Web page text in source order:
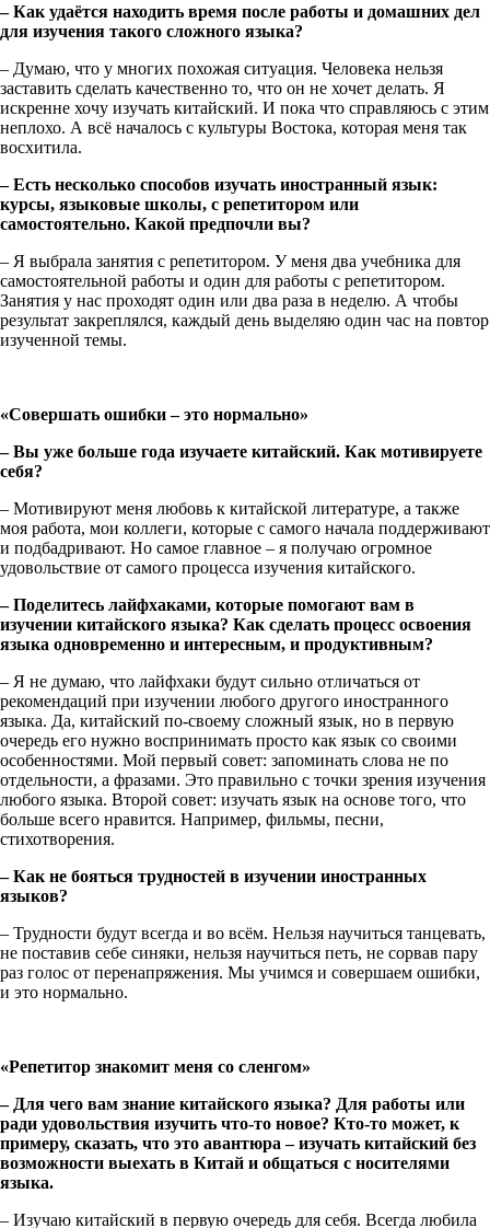
– Как удаётся находить время после работы и домашних дел
для изучения такого сложного языка?
– Думаю, что у многих похожая ситуация. Человека нельзя
заставить сделать качественно то, что он не хочет делать. Я
искренне хочу изучать китайский. И пока что справляюсь с этим
неплохо. А всё началось с культуры Востока, которая меня так
восхитила.
– Есть несколько способов изучать иностранный язык:
курсы, языковые школы, с репетитором или
самостоятельно. Какой предпочли вы?
– Я выбрала занятия с репетитором. У меня два учебника для
самостоятельной работы и один для работы с репетитором.
Занятия у нас проходят один или два раза в неделю. А чтобы
результат закреплялся, каждый день выделяю один час на повтор
изученной темы.
«Совершать ошибки – это нормально»
– Вы уже больше года изучаете китайский. Как мотивируете
себя?
– Мотивируют меня любовь к китайской литературе, а также
моя работа, мои коллеги, которые с самого начала поддерживают
и подбадривают. Но самое главное – я получаю огромное
удовольствие от самого процесса изучения китайского.
– Поделитесь лайфхаками, которые помогают вам в
изучении китайского языка? Как сделать процесс освоения
языка одновременно и интересным, и продуктивным?
– Я не думаю, что лайфхаки будут сильно отличаться от
рекомендаций при изучении любого другого иностранного
языка. Да, китайский по-своему сложный язык, но в первую
очередь его нужно воспринимать просто как язык со своими
особенностями. Мой первый совет: запоминать слова не по
отдельности, а фразами. Это правильно с точки зрения изучения
любого языка. Второй совет: изучать язык на основе того, что
больше всего нравится. Например, фильмы, песни,
стихотворения.
– Как не бояться трудностей в изучении иностранных
языков?
– Трудности будут всегда и во всём. Нельзя научиться танцевать,
не поставив себе синяки, нельзя научиться петь, не сорвав пару
раз голос от перенапряжения. Мы учимся и совершаем ошибки,
и это нормально.
«Репетитор знакомит меня со сленгом»
– Для чего вам знание китайского языка? Для работы или
ради удовольствия изучить что-то новое? Кто-то может, к
примеру, сказать, что это авантюра – изучать китайский без
возможности выехать в Китай и общаться с носителями
языка.
– Изучаю китайский в первую очередь для себя. Всегда любила